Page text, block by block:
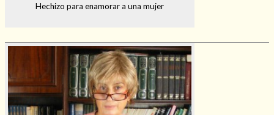
Hechizo para enamorar a una mujer